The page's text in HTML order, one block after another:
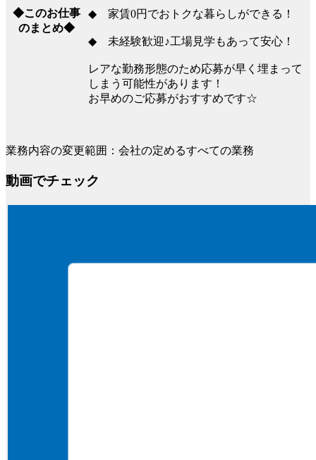
◆このお仕事
のまとめ◆
◆ 家賃0円でおトクな暮らしができる！
◆ 未経験歓迎♪工場見学もあって安心！
レアな勤務形態のため応募が早く埋まって
しまう可能性があります！
お早めのご応募がおすすめです☆
業務内容の変更範囲：会社の定めるすべての業務
動画でチェック